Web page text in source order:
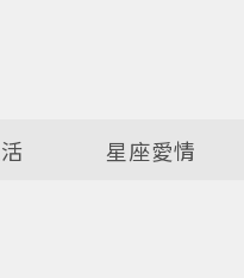
星座愛情